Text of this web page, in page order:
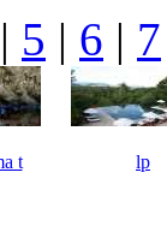
| 5 | 6 | 7
t lp